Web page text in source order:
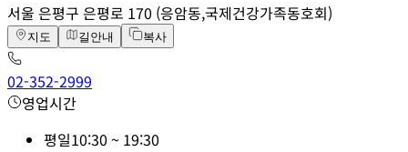
서울 은평구 은평로 170 (응암동,국제건강가족동호회)
지도 길안내 복사
02-352-2999
영업시간
평일10:30 ~ 19:30